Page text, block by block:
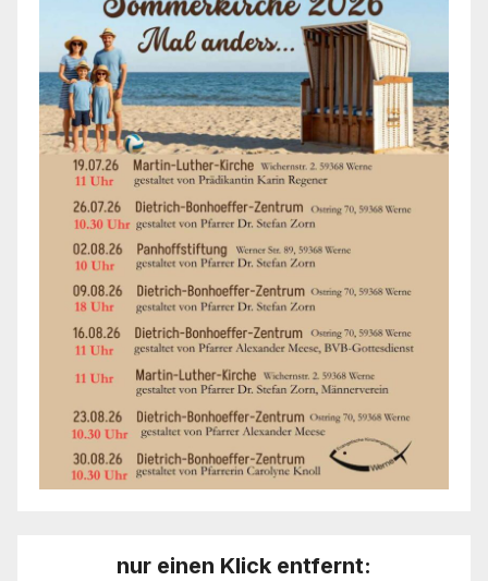
nur einen Klick entfernt: